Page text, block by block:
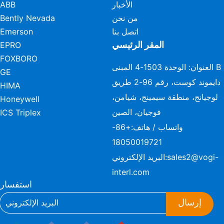
ABB
Bently Nevada
Emerson
EPRO
FOXBORO
GE
HIMA
Honeywell
ICS Triplex
الأخبار
من نحن
اتصل بنا
المقر الرئيسي
العنوان: الوحدة 1503-4 المبنى B
دايموند كوست، رقم 96-2 طريق
لوجيانج، منطقة سيمينج، شيامن،
فوجيان، الصين
واتساب / هاتف:
+86-
18050019721
البريد الإلكتروني:sales2@vogi-
interl.com
استفسار
إرسال